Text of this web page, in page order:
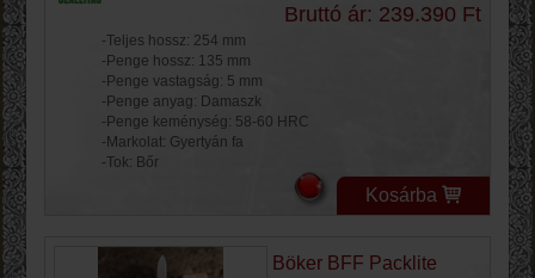
Bruttó ár: 239.390 Ft
-Teljes hossz: 254 mm
-Penge hossz: 135 mm
-Penge vastagság: 5 mm
-Penge anyag: Damaszk
-Penge keménység: 58-60 HRC
-Markolat: Gyertyán fa
-Tok: Bőr
Kosárba
Böker BFF Packlite